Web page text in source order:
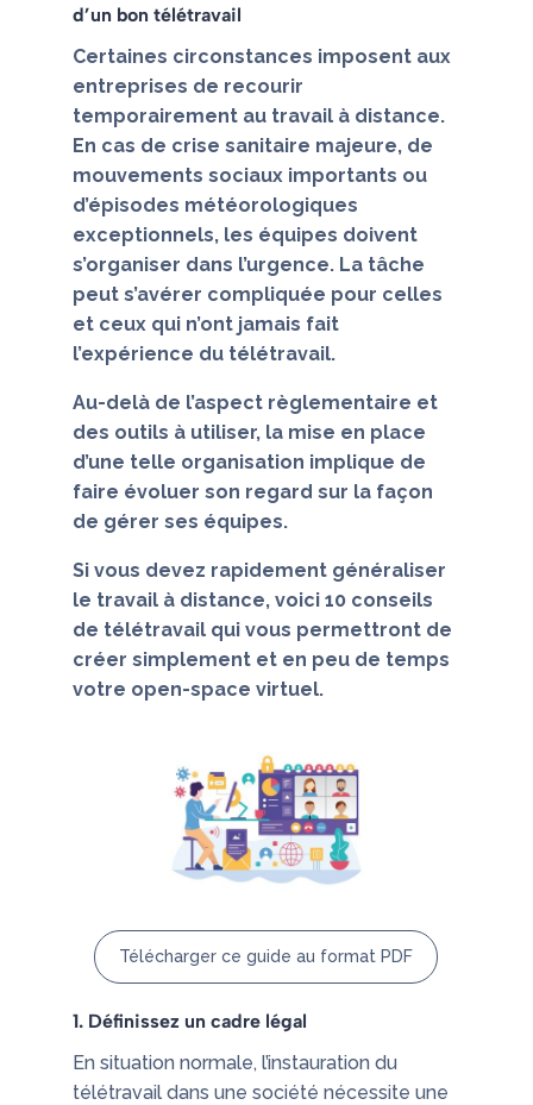
d’un bon télétravail
Certaines circonstances imposent aux
entreprises de recourir
temporairement au travail à distance.
En cas de crise sanitaire majeure, de
mouvements sociaux importants ou
d’épisodes météorologiques
exceptionnels, les équipes doivent
s’organiser dans l’urgence. La tâche
peut s’avérer compliquée pour celles
et ceux qui n’ont jamais fait
l’expérience du télétravail.
Au-delà de l’aspect règlementaire et
des outils à utiliser, la mise en place
d’une telle organisation implique de
faire évoluer son regard sur la façon
de gérer ses équipes.
Si vous devez rapidement généraliser
le travail à distance, voici 10 conseils
de télétravail qui vous permettront de
créer simplement et en peu de temps
votre open-space virtuel.
Télécharger ce guide au format PDF
1. Définissez un cadre légal
En situation normale, l’instauration du
télétravail dans une société nécessite une